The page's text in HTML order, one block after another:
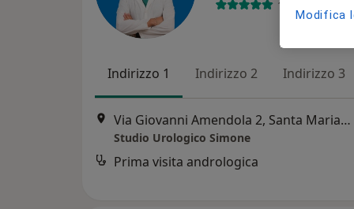
1730 recensioni
Indirizzo 1 Indirizzo 2 Indirizzo 3
Via Giovanni Amendola 2, Santa Maria Capua Vetere
Studio Urologico Simone
Prima visita andrologica
Modifica